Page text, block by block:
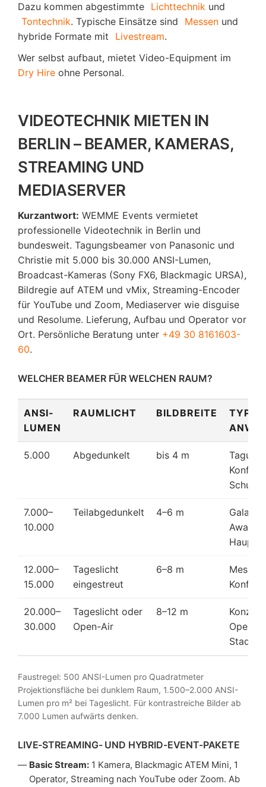
Dazu kommen abgestimmte Lichttechnik und
Tontechnik. Typische Einsätze sind Messen und
hybride Formate mit
Livestream.
Wer selbst aufbaut, mietet Video-Equipment im
Dry Hire ohne Personal.
VIDEOTECHNIK MIETEN IN
BERLIN – BEAMER, KAMERAS,
STREAMING UND
MEDIASERVER
Kurzantwort: WEMME Events vermietet
professionelle Videotechnik in Berlin und
bundesweit. Tagungsbeamer von Panasonic und
Christie mit 5.000 bis 30.000 ANSI-Lumen,
Broadcast-Kameras (Sony FX6, Blackmagic URSA),
Bildregie auf ATEM und vMix, Streaming-Encoder
für YouTube und Zoom, Mediaserver wie disguise
und Resolume. Lieferung, Aufbau und Operator vor
Ort. Persönliche Beratung unter +49 30 8161603-
60.
WELCHER BEAMER FÜR WELCHEN RAUM?
ANSI-
LUMEN
RAUMLICHT BILDBREITE
5.000 Abgedunkelt bis 4 m
Tagung,
7.000–
10.000
Teilabgedunkelt 4–6 m
Award-
12.000–
15.000
Tageslicht
eingestreut
6–8 m
Messe,
20.000–
30.000
Tageslicht oder
Open-Air
8–12 m
Open-
Stadion
Faustregel: 500 ANSI-Lumen pro Quadratmeter
Projektionsfläche bei dunklem Raum, 1.500–2.000 ANSI-
Lumen pro m² bei Tageslicht. Für kontrastreiche Bilder ab
7.000 Lumen aufwärts denken.
LIVE-STREAMING- UND HYBRID-EVENT-PAKETE
Basic Stream: 1 Kamera, Blackmagic ATEM Mini, 1
Operator, Streaming nach YouTube oder Zoom. Ab